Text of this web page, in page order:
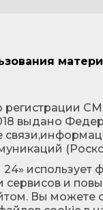
регистрации
выдано
использует
сервисов и
Вы можете